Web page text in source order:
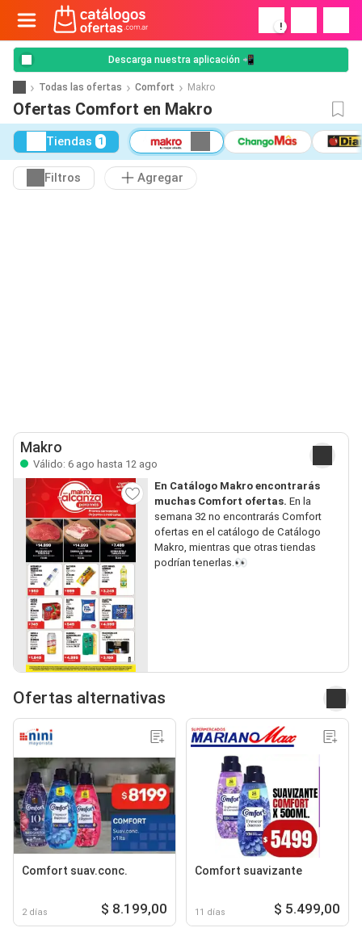
!
Descarga nuestra aplicación 📲
Todas las ofertas Comfort Makro
Ofertas Comfort en Makro
Tiendas 1
Filtros Agregar
Makro
Válido: 6 ago hasta 12 ago
En Catálogo Makro encontrarás
muchas Comfort ofertas. En la
semana 32 no encontrarás Comfort
ofertas en el catálogo de Catálogo
Makro, mientras que otras tiendas
podrían tenerlas.👀
Ofertas alternativas
Comfort suav.conc.
2 días $ 8.199,00
Comfort suavizante
11 días $ 5.499,00